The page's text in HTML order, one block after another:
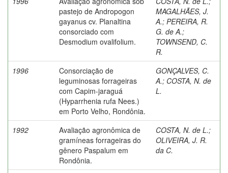
pastejo de Andropogon
gayanus cv. Planaltina
consorciado com
Desmodium ovalifolium.
MAGALHÃES, J.
A.; PEREIRA, R.
G. de A.;
TOWNSEND, C.
R.
1996
Consorciação de
leguminosas forrageiras
com Capim-jaraguá
(Hyparrhenia rufa Nees.)
em Porto Velho, Rondônia.
GONÇALVES, C.
A.; COSTA, N. de
L.
1992
Avaliação agronômica de
gramíneas forrageiras do
gênero Paspalum em
Rondônia.
COSTA, N. de L.;
OLIVEIRA, J. R.
da C.